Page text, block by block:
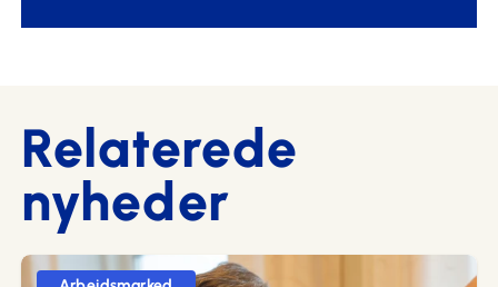
Relaterede
nyheder